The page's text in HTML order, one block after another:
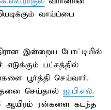
வாய்ப்பை
இன்றைய போட்டியில்
பட்சத்தில்
பூர்த்தி செய்வார்.
செய்தால் ஐ.பி.எல்.
ஆயிரம் ரன்களை கடந்த